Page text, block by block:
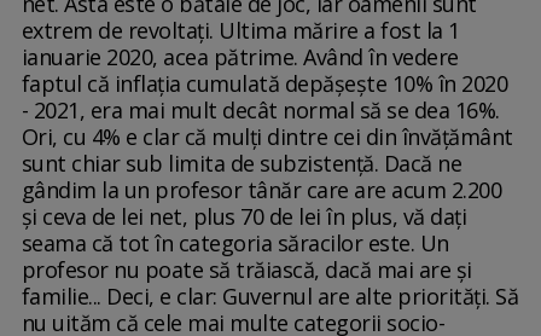
extrem de revoltaţi. Ultima mărire a fost la 1
ianuarie 2020, acea pătrime. Având în vedere
faptul că inflaţia cumulată depăşeşte 10% în 2020
- 2021, era mai mult decât normal să se dea 16%.
Ori, cu 4% e clar că mulţi dintre cei din învăţământ
sunt chiar sub limita de subzistenţă. Dacă ne
gândim la un profesor tânăr care are acum 2.200
şi ceva de lei net, plus 70 de lei în plus, vă daţi
seama că tot în categoria săracilor este. Un
profesor nu poate să trăiască, dacă mai are şi
familie... Deci, e clar: Guvernul are alte priorităţi. Să
nu uităm că cele mai multe categorii socio-